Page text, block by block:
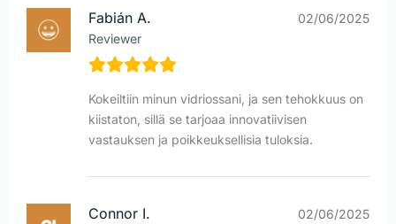
Fabián A.
Reviewer
02/06/2025
Kokeiltiin minun vidriossani, ja sen tehokkuus on
kiistaton, sillä se tarjoaa innovatiivisen
vastauksen ja poikkeuksellisia tuloksia.
Connor I. 02/06/2025